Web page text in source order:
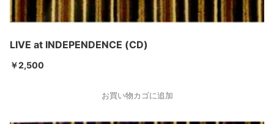
LIVE at INDEPENDENCE (CD)
￥2,500
お買い物カゴに追加